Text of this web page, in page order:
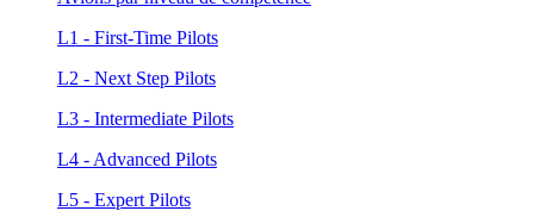
L1 - First-Time Pilots
L2 - Next Step Pilots
L3 - Intermediate Pilots
L4 - Advanced Pilots
L5 - Expert Pilots